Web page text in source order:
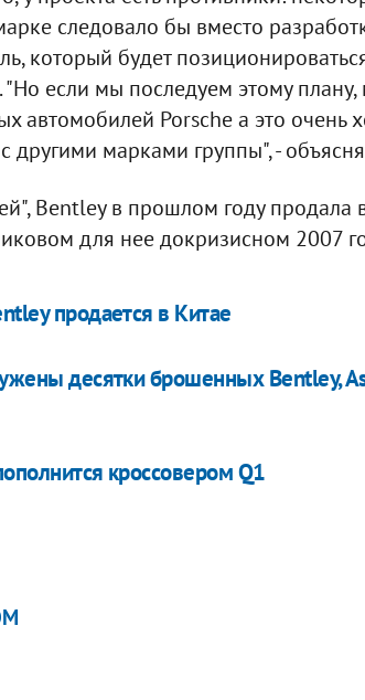
следовало бы вместо
который будет
если мы последуем этому
автомобилей Porsche а это
другими марками группы", -
Bentley в прошлом году продала
для нее докризисном 2007
продается в Китае
десятки брошенных Bentley,
кроссовером Q1